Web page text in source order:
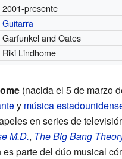
2001-presente
Guitarra
Garfunkel and Oates
Riki Lindhome
(nacida el 5 de marzo
y música
en series de
M.D., The Big Bang
es parte del dúo musical